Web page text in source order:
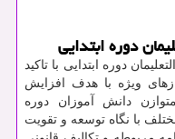
دوره ابتدایی
دوره ابتدایی با تاکید
ویژه با هدف افزایش
دانش آموزان دوره
با نگاه توسعه و تقویت